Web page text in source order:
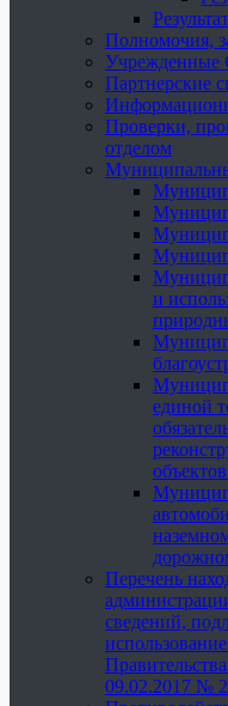
Полномочия,
Партнерские
Проверки,
отделом
и
единой
Перечень
сведений,
09.02.2017 №